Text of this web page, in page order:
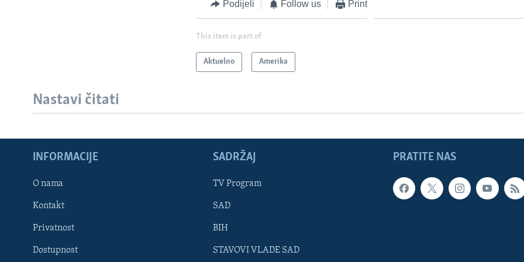
Learning English
Podijeli Follow us Print
This item is part of
Aktuelno Amerika
Nastavi čitati
PRATITE NAS
INFORMACIJE
O nama
Kontakt
Privatnost
Dostupnost
SADRŽAJ
TV Program
SAD
BIH
STAVOVI VLADE SAD